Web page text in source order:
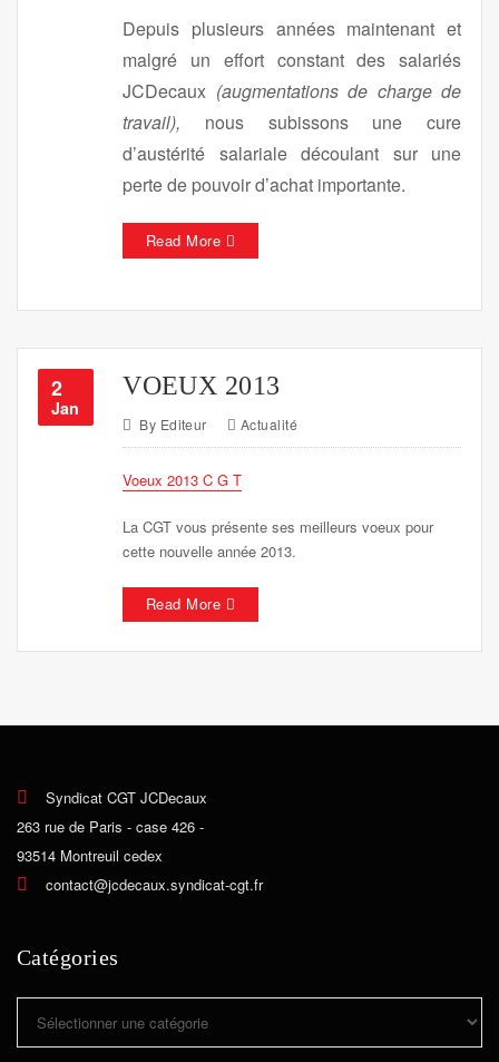
Depuis plusieurs années maintenant et
malgré un effort constant des salariés
JCDecaux (augmentations de charge de
travail), nous subissons une cure
d’austérité salariale découlant sur une
perte de pouvoir d’achat importante.
Read More
2
Jan
VOEUX 2013
By Editeur Actualité
Voeux 2013 C G T
La CGT vous présente ses meilleurs voeux pour
cette nouvelle année 2013.
Read More
Syndicat CGT JCDecaux
263 rue de Paris - case 426 -
93514 Montreuil cedex
contact@jcdecaux.syndicat-cgt.fr
Catégories